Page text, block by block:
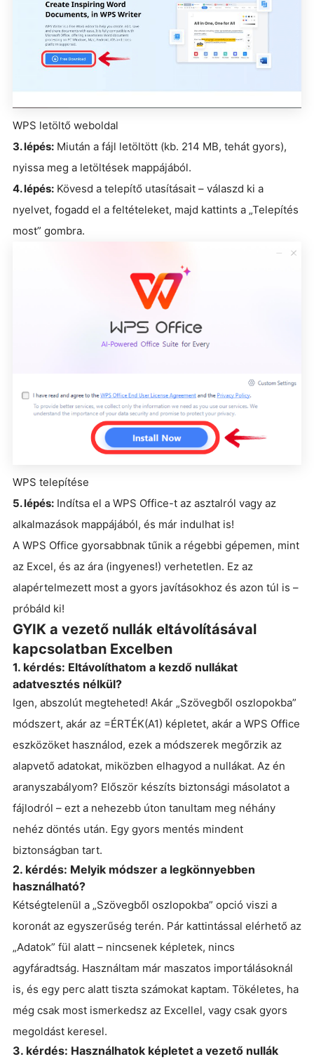
WPS letöltő weboldal
3. lépés: Miután a fájl letöltött (kb. 214 MB, tehát gyors),
nyissa meg a letöltések mappájából.
4. lépés: Kövesd a telepítő utasításait – válaszd ki a
nyelvet, fogadd el a feltételeket, majd kattints a „Telepítés
most” gombra.
WPS telepítése
5. lépés: Indítsa el a WPS Office-t az asztalról vagy az
alkalmazások mappájából, és már indulhat is!
A WPS Office gyorsabbnak tűnik a régebbi gépemen, mint
az Excel, és az ára (ingyenes!) verhetetlen. Ez az
alapértelmezett most a gyors javításokhoz és azon túl is –
próbáld ki!
GYIK a vezető nullák eltávolításával
kapcsolatban Excelben
1. kérdés: Eltávolíthatom a kezdő nullákat
adatvesztés nélkül?
Igen, abszolút megteheted! Akár „Szövegből oszlopokba”
módszert, akár az =ÉRTÉK(A1) képletet, akár a WPS Office
eszközöket használod, ezek a módszerek megőrzik az
alapvető adatokat, miközben elhagyod a nullákat. Az én
aranyszabályom? Először készíts biztonsági másolatot a
fájlodról – ezt a nehezebb úton tanultam meg néhány
nehéz döntés után. Egy gyors mentés mindent
biztonságban tart.
2. kérdés: Melyik módszer a legkönnyebben
használható?
Kétségtelenül a „Szövegből oszlopokba” opció viszi a
koronát az egyszerűség terén. Pár kattintással elérhető az
„Adatok” fül alatt – nincsenek képletek, nincs
agyfáradtság. Használtam már maszatos importálásoknál
is, és egy perc alatt tiszta számokat kaptam. Tökéletes, ha
még csak most ismerkedsz az Excellel, vagy csak gyors
megoldást keresel.
3. kérdés: Használhatok képletet a vezető nullák